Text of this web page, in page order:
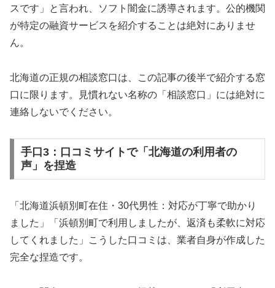
スです」と言われ、ソフト闇金に誘導されます。公的機関
が特定の融資サービスを紹介することは絶対にありませ
ん。
北海道の正規の相談窓口は、この記事の後半で紹介する窓
口に限ります。見慣れない名称の「相談窓口」には絶対に
連絡しないでください。
手口3：口コミサイトで「北海道の利用者の
声」を捏造
「北海道浜頓別町在住・30代男性：対応が丁寧で助かり
ました」「浜頓別町で利用しましたが、返済も柔軟に対応
してくれました」こうした口コミは、業者自身が作成した
完全な捏造です。